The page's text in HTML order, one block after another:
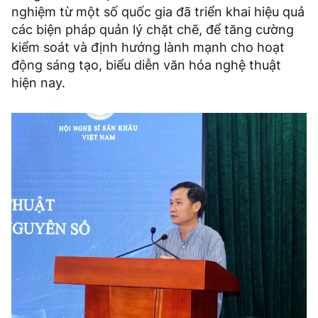
nghiệm từ một số quốc gia đã triển khai hiệu quả
các biện pháp quản lý chặt chẽ, để tăng cường
kiểm soát và định hướng lành mạnh cho hoạt
động sáng tạo, biểu diễn văn hóa nghệ thuật
hiện nay.